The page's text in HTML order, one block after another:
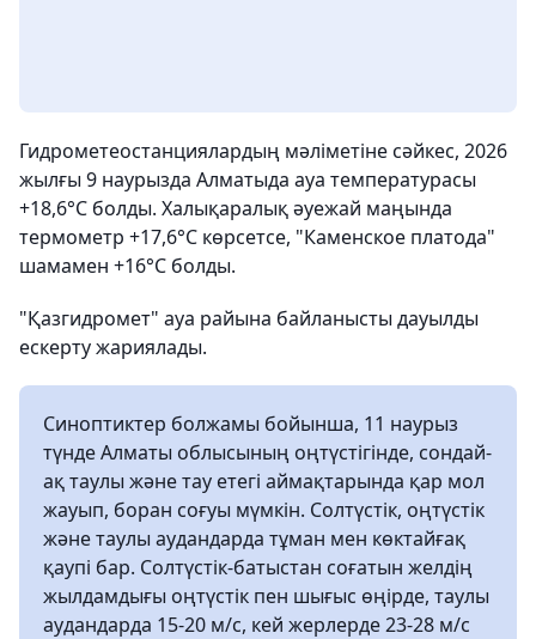
Гидрометеостанциялардың мәліметіне сәйкес, 2026
жылғы 9 наурызда Алматыда ауа температурасы
+18,6°С болды. Халықаралық әуежай маңында
термометр +17,6°С көрсетсе, "Каменское платода"
шамамен +16°С болды.
"Қазгидромет" ауа райына байланысты дауылды
ескерту жариялады.
Синоптиктер болжамы бойынша, 11 наурыз
түнде Алматы облысының оңтүстігінде, сондай-
ақ таулы және тау етегі аймақтарында қар мол
жауып, боран соғуы мүмкін. Солтүстік, оңтүстік
және таулы аудандарда тұман мен көктайғақ
қаупі бар. Солтүстік-батыстан соғатын желдің
жылдамдығы оңтүстік пен шығыс өңірде, таулы
аудандарда 15-20 м/с, кей жерлерде 23-28 м/с